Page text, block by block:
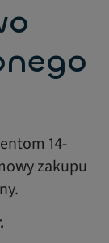
14-
zakupu